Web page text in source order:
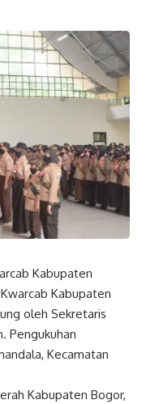
Kabupaten
Kabupaten
oleh Sekretaris
Pengukuhan
Kecamatan
Kabupaten Bogor,